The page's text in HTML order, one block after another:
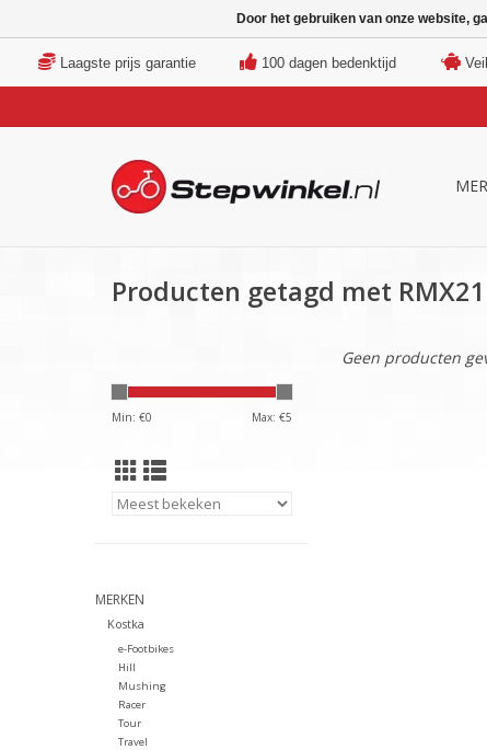
Laagste prijs garantie 100 dagen bedenktijd
Producten getagd met RMX21
Min: €0 Max: €5
MERKEN
Kostka
e-Footbikes
Hill
Mushing
Racer
Tour
Travel
Geen producten
Door het gebruiken van onze website,